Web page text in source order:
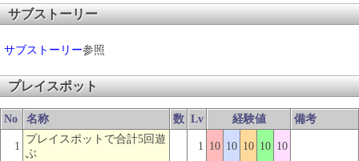
サブストーリー
サブストーリー参照
プレイスポット
No 名称 数 Lv 経験値 備考
1
プレイスポットで合計5回遊
ぶ
1 10 10 10 10 10